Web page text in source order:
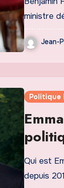
ministre
Jean-
Politique
Qui est
depuis